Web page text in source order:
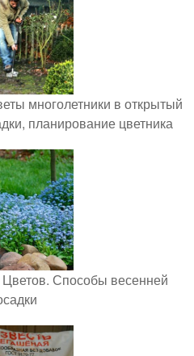
многолетники в открытый
планирование цветника
Способы весенней